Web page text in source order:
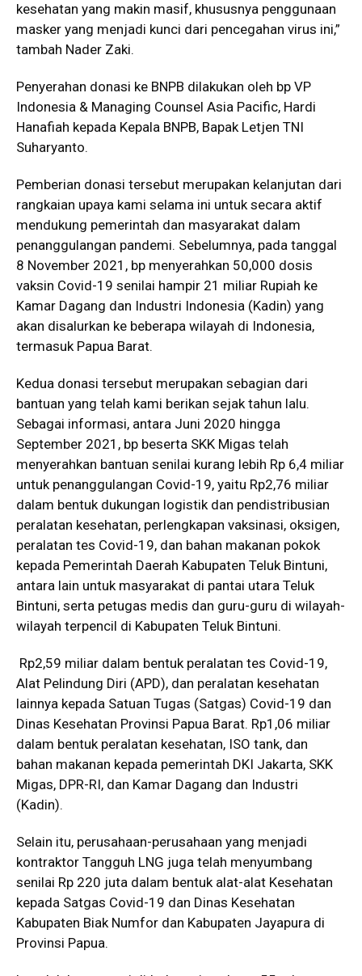
kesehatan yang makin masif, khususnya penggunaan
masker yang menjadi kunci dari pencegahan virus ini,”
tambah Nader Zaki.
Penyerahan donasi ke BNPB dilakukan oleh bp VP
Indonesia & Managing Counsel Asia Pacific, Hardi
Hanafiah kepada Kepala BNPB, Bapak Letjen TNI
Suharyanto.
Pemberian donasi tersebut merupakan kelanjutan dari
rangkaian upaya kami selama ini untuk secara aktif
mendukung pemerintah dan masyarakat dalam
penanggulangan pandemi. Sebelumnya, pada tanggal
8 November 2021, bp menyerahkan 50,000 dosis
vaksin Covid-19 senilai hampir 21 miliar Rupiah ke
Kamar Dagang dan Industri Indonesia (Kadin) yang
akan disalurkan ke beberapa wilayah di Indonesia,
termasuk Papua Barat.
Kedua donasi tersebut merupakan sebagian dari
bantuan yang telah kami berikan sejak tahun lalu.
Sebagai informasi, antara Juni 2020 hingga
September 2021, bp beserta SKK Migas telah
menyerahkan bantuan senilai kurang lebih Rp 6,4 miliar
untuk penanggulangan Covid-19, yaitu Rp2,76 miliar
dalam bentuk dukungan logistik dan pendistribusian
peralatan kesehatan, perlengkapan vaksinasi, oksigen,
peralatan tes Covid-19, dan bahan makanan pokok
kepada Pemerintah Daerah Kabupaten Teluk Bintuni,
antara lain untuk masyarakat di pantai utara Teluk
Bintuni, serta petugas medis dan guru-guru di wilayah-
wilayah terpencil di Kabupaten Teluk Bintuni.
Rp2,59 miliar dalam bentuk peralatan tes Covid-19,
Alat Pelindung Diri (APD), dan peralatan kesehatan
lainnya kepada Satuan Tugas (Satgas) Covid-19 dan
Dinas Kesehatan Provinsi Papua Barat. Rp1,06 miliar
dalam bentuk peralatan kesehatan, ISO tank, dan
bahan makanan kepada pemerintah DKI Jakarta, SKK
Migas, DPR-RI, dan Kamar Dagang dan Industri
(Kadin).
Selain itu, perusahaan-perusahaan yang menjadi
kontraktor Tangguh LNG juga telah menyumbang
senilai Rp 220 juta dalam bentuk alat-alat Kesehatan
kepada Satgas Covid-19 dan Dinas Kesehatan
Kabupaten Biak Numfor dan Kabupaten Jayapura di
Provinsi Papua.